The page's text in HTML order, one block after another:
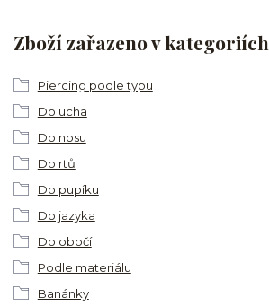
Zboží zařazeno v kategoriích
Piercing podle typu
Do ucha
Do nosu
Do rtů
Do pupíku
Do jazyka
Do obočí
Podle materiálu
Banánky